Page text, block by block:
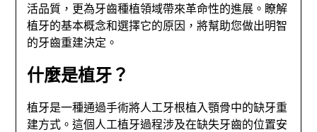
活品質，更為牙齒種植領域帶來革命性的進展。瞭解
植牙的基本概念和選擇它的原因，將幫助您做出明智
的牙齒重建決定。
什麼是植牙？
植牙是一種通過手術將人工牙根植入顎骨中的缺牙重
建方式。這個人工植牙過程涉及在缺失牙齒的位置安